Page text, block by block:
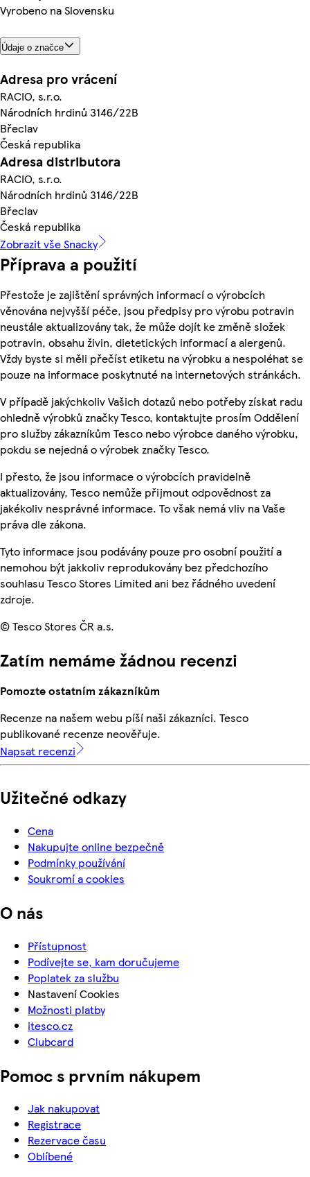
Vyrobeno na Slovensku
Údaje o značce
Adresa pro vrácení
RACIO, s.r.o.
Národních hrdinů 3146/22B
Břeclav
Česká republika
Adresa distributora
RACIO, s.r.o.
Národních hrdinů 3146/22B
Břeclav
Česká republika
Zobrazit vše Snacky
Příprava a použití
Přestože je zajištění správných informací o výrobcích
věnována nejvyšší péče, jsou předpisy pro výrobu potravin
neustále aktualizovány tak, že může dojít ke změně složek
potravin, obsahu živin, dietetických informací a alergenů.
Vždy byste si měli přečíst etiketu na výrobku a nespoléhat se
pouze na informace poskytnuté na internetových stránkách.
V případě jakýchkoliv Vašich dotazů nebo potřeby získat radu
ohledně výrobků značky Tesco, kontaktujte prosím Oddělení
pro služby zákazníkům Tesco nebo výrobce daného výrobku,
pokdu se nejedná o výrobek značky Tesco.
I přesto, že jsou informace o výrobcích pravidelně
aktualizovány, Tesco nemůže přijmout odpovědnost za
jakékoliv nesprávné informace. To však nemá vliv na Vaše
práva dle zákona.
Tyto informace jsou podávány pouze pro osobní použití a
nemohou být jakkoliv reprodukovány bez předchozího
souhlasu Tesco Stores Limited ani bez řádného uvedení
zdroje.
© Tesco Stores ČR a.s.
Zatím nemáme žádnou recenzi
Pomozte ostatním zákazníkům
Recenze na našem webu píší naši zákazníci. Tesco
publikované recenze neověřuje.
Napsat recenzi
Užitečné odkazy
Cena
Nakupujte online bezpečně
Podmínky používání
Soukromí a cookies
O nás
Přístupnost
Podívejte se, kam doručujeme
Poplatek za službu
Nastavení Cookies
Možnosti platby
itesco.cz
Clubcard
Pomoc s prvním nákupem
Jak nakupovat
Registrace
Rezervace času
Oblíbené